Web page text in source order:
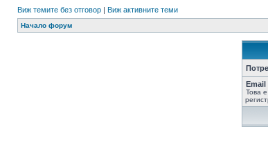
Виж темите без отговор | Виж активните теми
Начало форум
Email
Това